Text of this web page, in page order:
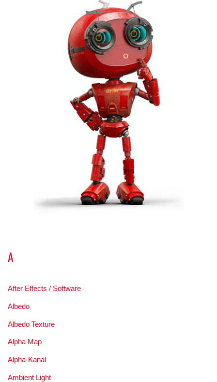
A
After Effects / Software
Albedo
Albedo Texture
Alpha Map
Alpha-Kanal
Ambient Light